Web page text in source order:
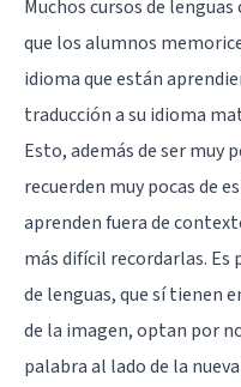
Muchos cursos de
que los alumnos
idioma que están
traducción a su idioma
Esto, además de ser muy
recuerden muy pocas de
aprenden fuera de
más difícil recordarlas. Es
de lenguas, que sí tienen
de la imagen, optan por
palabra al lado de la